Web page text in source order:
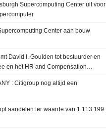
Supercomputing Center uit voor
Center aan bouw
David I. Goulden tot bestuurder en
en het HR and Compensation
een
aandelen ter waarde van 1.113.199